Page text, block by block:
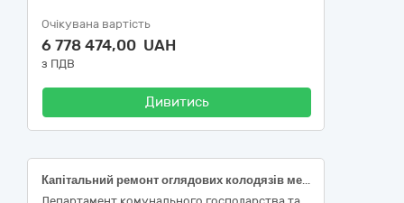
Очікувана вартість
6 778 474,00 UAH
з ПДВ
Дивитись
Капітальний ремонт оглядових колодязів мережі зливової каналізації по вул. Келецька в м. Вінниці (Класифікатор ДК 021:2015 - 45453000-7 Капітальний ремонт і реставрація)